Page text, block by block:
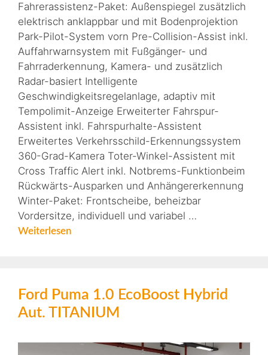
Fahrerassistenz-Paket: Außenspiegel zusätzlich
elektrisch anklappbar und mit Bodenprojektion
Park-Pilot-System vorn Pre-Collision-Assist inkl.
Auffahrwarnsystem mit Fußgänger- und
Fahrraderkennung, Kamera- und zusätzlich
Radar-basiert Intelligente
Geschwindigkeitsregelanlage, adaptiv mit
Tempolimit-Anzeige Erweiterter Fahrspur-
Assistent inkl. Fahrspurhalte-Assistent
Erweitertes Verkehrsschild-Erkennungssystem
360-Grad-Kamera Toter-Winkel-Assistent mit
Cross Traffic Alert inkl. Notbrems-Funktionbeim
Rückwärts-Ausparken und Anhängererkennung
Winter-Paket: Frontscheibe, beheizbar
Vordersitze, individuell und variabel …
Weiterlesen
Ford Puma 1.0 EcoBoost Hybrid
Aut. TITANIUM